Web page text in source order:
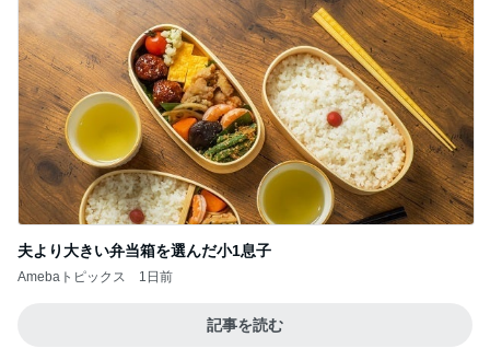
夫より大きい弁当箱を選んだ小1息子
Amebaトピックス 1日前
記事を読む